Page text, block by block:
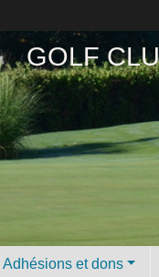
GOLF
Adhésions et dons